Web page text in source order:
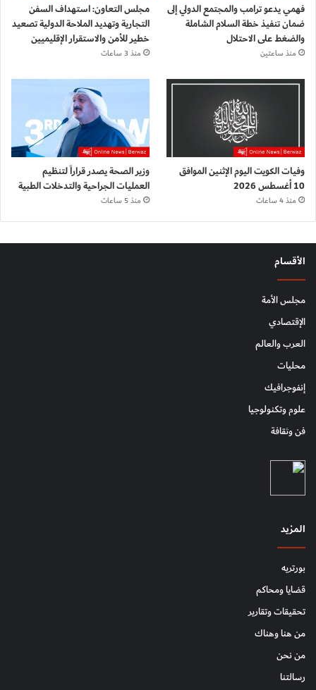
فهمي يدعو ترامب والمجتمع الدولي إلى
ضمان تنفيذ خطة السلام الشاملة
والضغط على الاحتلال
منذ ساعتين
مجلس التعاون: استهداف السفن
التجارية وتهديد الملاحة الدولية تصعيد
خطير للأمن والاستقرار الإقليميين
منذ 3 ساعات
وفيات الكويت اليوم الإثنين الموافق
10 أغسطس 2026
منذ 4 ساعات
وزير الصحة يصدر قراراً لتنظيم
العمليات الجراحية والتدخلات الطبية
منذ 5 ساعات
الأقسام
مجلس الأمة
الإقتصادي
العرب والعالم
محليات
إنفوجرافيك
علوم وتكنولوجيا
فن وثقافة
المزيد
بورتريه
قضايا ومحاكم
تحقيقات وتقارير
من هنا وهناك
من نحن
رسالتنا